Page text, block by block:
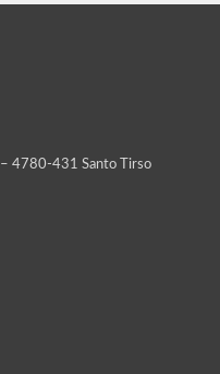
– 4780-431 Santo Tirso